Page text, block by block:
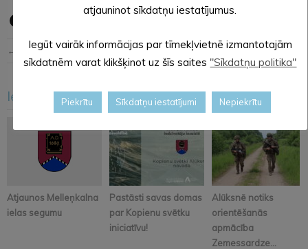
← Iepriekšējā ziņa Nākošā ziņa →
Iesakām arī šo
Atjaunos Melleņkalna
ielas segumu
Pastāsti savas domas
par Kopienu svētku
iniciatīvu!
Alūksnē notiks
orientēšanās
apmācība
Zemessardze...
atjauninot sīkdatņu iestatījumus.
Iegūt vairāk informācijas par tīmekļvietnē izmantotajām
sīkdatnēm varat klikšķinot uz šīs saites "Sīkdatņu politika"
Piekrītu Sīkdatņu iestatījumi Nepiekrītu